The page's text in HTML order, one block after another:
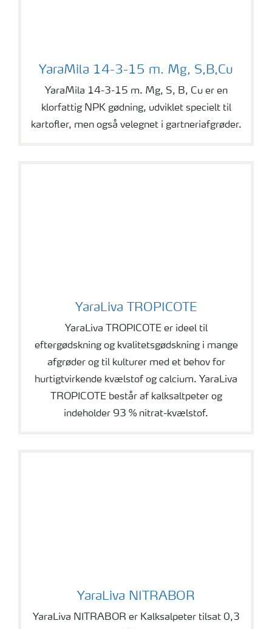
YaraMila 14-3-15 m. Mg, S,B,Cu
YaraMila 14-3-15 m. Mg, S, B, Cu er en
klorfattig NPK gødning, udviklet specielt til
kartofler, men også velegnet i gartneriafgrøder.
YaraLiva TROPICOTE
YaraLiva TROPICOTE er ideel til
eftergødskning og kvalitetsgødskning i mange
afgrøder og til kulturer med et behov for
hurtigtvirkende kvælstof og calcium. YaraLiva
TROPICOTE består af kalksaltpeter og
indeholder 93 % nitrat-kvælstof.
YaraLiva NITRABOR
YaraLiva NITRABOR er Kalksalpeter tilsat 0,3